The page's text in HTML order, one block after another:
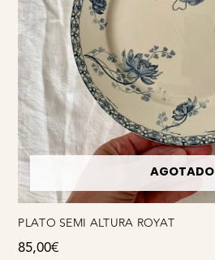
AGOTADO
PLATO SEMI ALTURA ROYAT
85,00€